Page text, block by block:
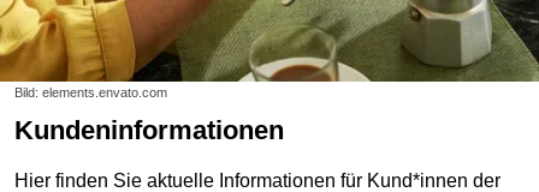
Bild: elements.envato.com
Kundeninformationen
Hier finden Sie aktuelle Informationen für Kund*innen der